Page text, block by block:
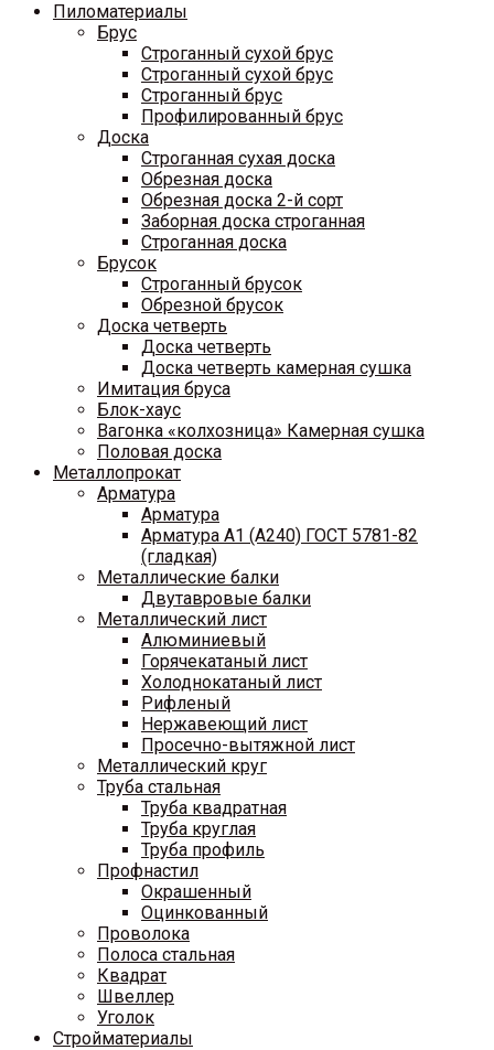
Пиломатериалы
Брус
Строганный сухой брус
Строганный сухой брус
Строганный брус
Профилированный брус
Доска
Строганная сухая доска
Обрезная доска
Обрезная доска 2-й сорт
Заборная доска строганная
Строганная доска
Брусок
Строганный брусок
Обрезной брусок
Доска четверть
Доска четверть
Доска четверть камерная сушка
Имитация бруса
Блок-хаус
Вагонка «колхозница» Камерная сушка
Половая доска
Металлопрокат
Арматура
Арматура
Арматура A1 (A240) ГОСТ 5781-82
(гладкая)
Металлические балки
Двутавровые балки
Металлический лист
Алюминиевый
Горячекатаный лист
Холоднокатаный лист
Рифленый
Нержавеющий лист
Просечно-вытяжной лист
Металлический круг
Труба стальная
Труба квадратная
Труба круглая
Труба профиль
Профнастил
Окрашенный
Оцинкованный
Проволока
Полоса стальная
Квадрат
Швеллер
Уголок
Стройматериалы